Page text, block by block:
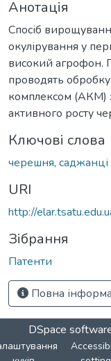
Анотація
Спосіб
окулірування у
високий агрофон.
проводять
комплексом (АКМ)
активного росту
Ключові слова
черешня,
URI
http://
Зібрання
Патенти
Повна
DSpace